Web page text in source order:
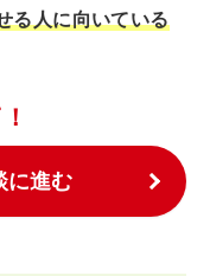
る人に向いている
に進む